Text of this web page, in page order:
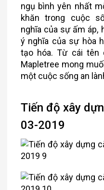
ngụ bình yên nhất
khăn trong cuộc
nghĩa của sự ấm áp,
ý nghĩa của sự hòa
tạo hóa. Từ cái tên
Mapletree mong
một cuộc sống an
Tiến độ xây
03-2019